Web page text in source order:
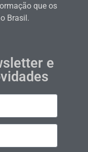
que os
Brasil.
e